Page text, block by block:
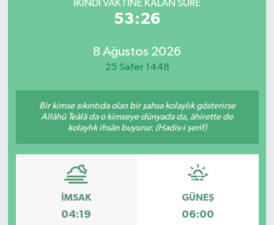
İKINDI VAKTINE KALAN SÜRE
53:26
8 Ağustos 2026
25 Safer 1448
Bir kimse sıkıntıda olan bir şahsa kolaylık gösterirse
Allâhü Teâlâ da o kimseye dünyada da, âhirette de
kolaylık ihsân buyurur. (Hadis-i şerif)
İMSAK
04:19
GÜNEŞ
06:00